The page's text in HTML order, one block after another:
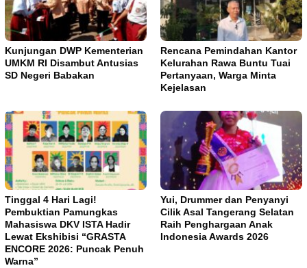
Kunjungan DWP Kementerian
UMKM RI Disambut Antusias
SD Negeri Babakan
Rencana Pemindahan Kantor
Kelurahan Rawa Buntu Tuai
Pertanyaan, Warga Minta
Kejelasan
Tinggal 4 Hari Lagi!
Pembuktian Pamungkas
Mahasiswa DKV ISTA Hadir
Lewat Ekshibisi “GRASTA
ENCORE 2026: Puncak Penuh
Warna”
Yui, Drummer dan Penyanyi
Cilik Asal Tangerang Selatan
Raih Penghargaan Anak
Indonesia Awards 2026